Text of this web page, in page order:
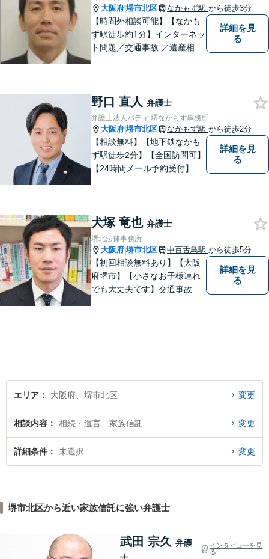
大阪府|堺市北区 なかもず駅 から徒歩3分
【時間外相談可能】【なかも
ず駅徒歩約1分】インターネッ
ト問題／交通事故 ／遺産相
かりとお応えいたします。 お
気軽にご相談ください。
詳細を見
る
野口 直人 弁護士
弁護士法人バディ 堺なかもず事務所
大阪府|堺市北区 なかもず駅 から徒歩2分
【相談無料】【地下鉄なかも
ず駅徒歩2分】【全国訪問可】
【24時間メール予約受付】
ます。
詳細を見
る
犬塚 竜也 弁護士
堺北法律事務所
大阪府|堺市北区 中百舌鳥駅 から徒歩5分
【初回相談無料あり】【大阪
府堺市】【小さなお子様連れ
でも大丈夫です】交通事故、
詳細を見
る
エリア 大阪府、堺市北区 変更
相談内容 相続・遺言、家族信託 変更
詳細条件 未選択 変更
堺市北区から近い家族信託に強い弁護士
武田 宗久 弁護
インタビューを見
る